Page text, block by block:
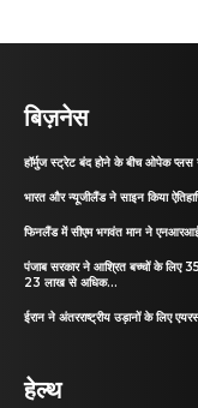
बिज़नेस
हॉर्मुज स्ट्रेट बंद होने के बीच ओपेक प्लस
भारत और न्यूजीलैंड ने साइन किया
फिनलैंड में सीएम भगवंत मान ने एनआरआई
पंजाब सरकार ने आश्रित बच्चों के लिए
23 लाख से अधिक...
ईरान ने अंतरराष्ट्रीय उड़ानों के लिए
हेल्थ